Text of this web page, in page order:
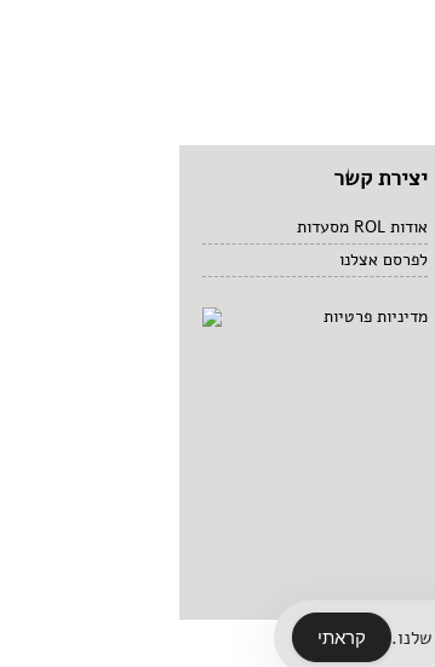
יצירת קשר
אודות ROL מסעדות
לפרסם אצלנו
מדיניות פרטיות
שלנו. קראתי